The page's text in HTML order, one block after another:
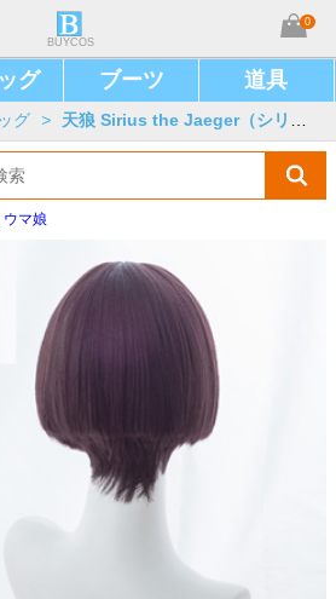
BUYCOS
0
グ ブーツ 道具
グ > 天狼 Sirius the Jaeger（シリウス）
ウマ娘